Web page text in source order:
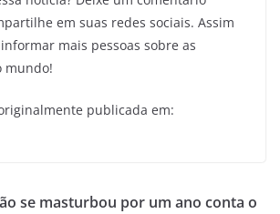
em suas redes sociais. Assim
mais pessoas sobre as
mundo!
publicada em:
se masturbou por um ano conta o